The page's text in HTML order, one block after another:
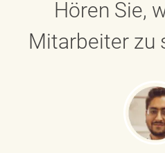
Hören Sie,
Mitarbeiter zu